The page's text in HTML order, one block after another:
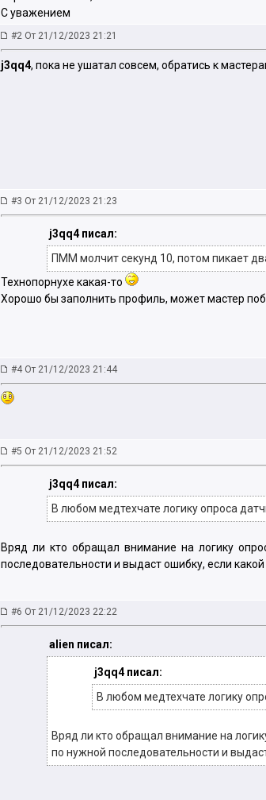
С уважением
#2 От 21/12/2023 21:21
j3qq4, пока не ушатал совсем, обратись к
#3 От 21/12/2023 21:23
j3qq4 писал:
ПММ молчит секунд 10, потом пикает
Технопорнухе какая-то
Хорошо бы заполнить профиль, может мастер
#4 От 21/12/2023 21:44
#5 От 21/12/2023 21:52
j3qq4 писал:
В любом медтехчате логику опроса
Вряд ли кто обращал внимание на логику
последовательности и выдаст ошибку, если
#6 От 21/12/2023 22:22
аliеn писал:
j3qq4 писал:
В любом медтехчате логику
Вряд ли кто обращал внимание на
по нужной последовательности и